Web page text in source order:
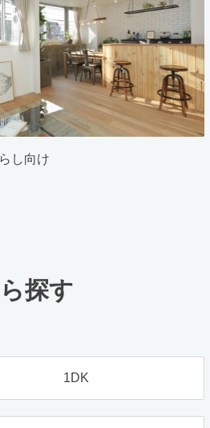
し向け
探す
1DK